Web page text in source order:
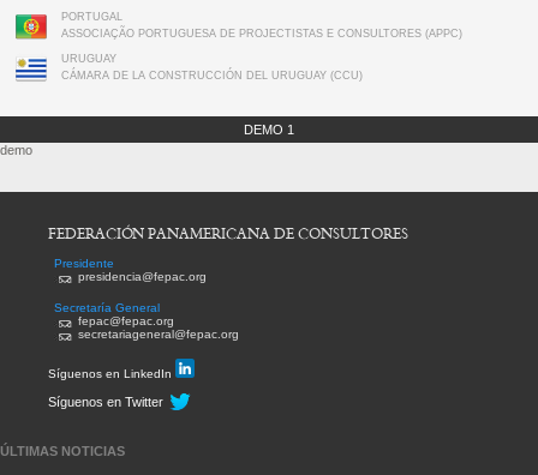
PORTUGAL
ASSOCIAÇÃO PORTUGUESA DE PROJECTISTAS E CONSULTORES (APPC)
URUGUAY
CÁMARA DE LA CONSTRUCCIÓN DEL URUGUAY (CCU)
DEMO 1
demo
FEDERACIÓN PANAMERICANA DE CONSULTORES
Presidente
presidencia@fepac.org
Secretaría General
fepac@fepac.org
secretariageneral@fepac.org
Síguenos en LinkedIn
Síguenos en Twitter
ÚLTIMAS NOTICIAS